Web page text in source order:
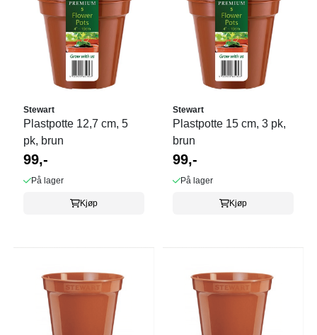
Stewart
Plastpotte 12,7 cm, 5
pk, brun
99,-
På lager
Kjøp
Stewart
Plastpotte 15 cm, 3 pk,
brun
99,-
På lager
Kjøp